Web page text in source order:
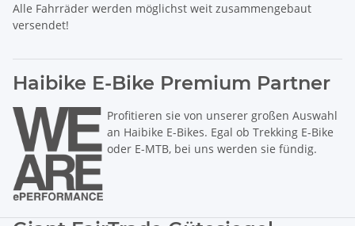
Alle Fahrräder werden möglichst weit zusammengebaut
versendet!
Haibike E-Bike Premium Partner
Profitieren sie von unserer großen Auswahl
an Haibike E-Bikes. Egal ob Trekking E-Bike
oder E-MTB, bei uns werden sie fündig.